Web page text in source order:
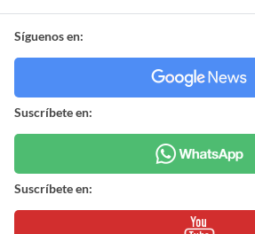
Síguenos en:
Suscríbete en:
Suscríbete en: